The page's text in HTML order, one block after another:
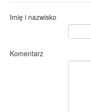
Warszawa
Broniszewice
Dąbrówki Kobylańskie
Grudzielec
Imię i nazwisko
Komentarz